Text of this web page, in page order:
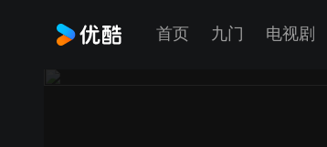
首页 九门 电视剧